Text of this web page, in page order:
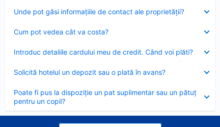
Unde pot găsi informațiile de contact ale proprietății?
închis
Cum pot vedea cât va costa?
închis
Introduc detaliile cardului meu de credit. Când voi plăti?
închis
Solicită hotelul un depozit sau o plată în avans?
închis
Poate fi pus la dispoziție un pat suplimentar sau un pătuț
pentru un copil?
închis